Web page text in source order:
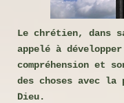
Le chrétien, dans
appelé à
compréhension et
des choses avec la
Dieu.